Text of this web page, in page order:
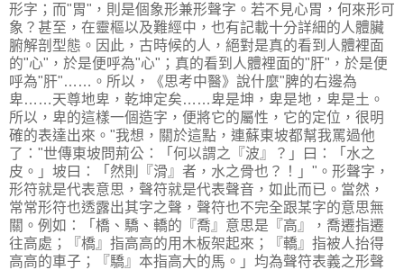
形字；而"胃"，則是個象形兼形聲字。若不見心胃，何來形可
象？甚至，在靈樞以及難經中，也有記載十分詳細的人體臟
腑解剖型態。因此，古時候的人，絕對是真的看到人體裡面
的"心"，於是便呼為"心"；真的看到人體裡面的"肝"，於是便
呼為"肝"……。所以，《思考中醫》說什麼"脾的右邊為
卑……天尊地卑，乾坤定矣……卑是坤，卑是地，卑是土。
所以，卑的這樣一個造字，便將它的屬性，它的定位，很明
確的表達出來。"我想，關於這點，連蘇東坡都幫我罵過他
了："世傳東坡問荊公：「何以謂之『波』？」曰：「水之
皮。」坡曰：「然則『滑』者，水之骨也？！」"。形聲字，
形符就是代表意思，聲符就是代表聲音，如此而已。當然，
常常形符也透露出其字之聲，聲符也不完全跟某字的意思無
關。例如：「橋、驕、轎的『喬』意思是『高』，喬遷指遷
往高處；『橋』指高高的用木板架起來；『轎』指被人抬得
高高的車子；『驕』本指高大的馬。」均為聲符表義之形聲